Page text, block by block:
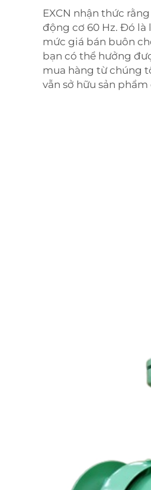
EXCN nhận thức
động cơ 60 Hz. Đó là
mức giá bán buôn
bạn có thể hưởng
mua hàng từ chúng
vẫn sở hữu sản